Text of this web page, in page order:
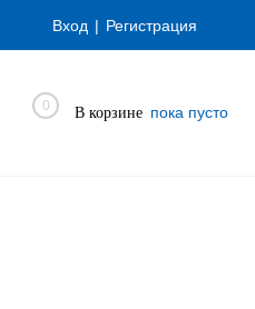
Вход Регистрация
0 В корзине пока пусто